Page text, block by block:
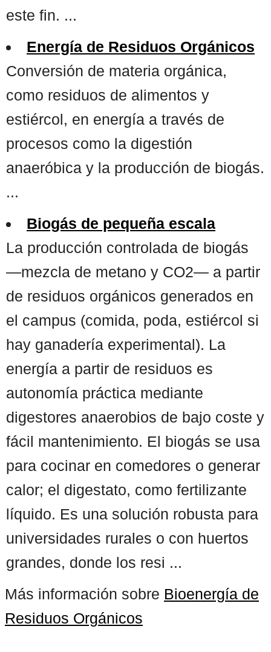
este fin. ...
Energía de Residuos Orgánicos
Conversión de materia orgánica,
como residuos de alimentos y
estiércol, en energía a través de
procesos como la digestión
anaeróbica y la producción de biogás.
...
Biogás de pequeña escala
La producción controlada de biogás
—mezcla de metano y CO2— a partir
de residuos orgánicos generados en
el campus (comida, poda, estiércol si
hay ganadería experimental). La
energía a partir de residuos es
autonomía práctica mediante
digestores anaerobios de bajo coste y
fácil mantenimiento. El biogás se usa
para cocinar en comedores o generar
calor; el digestato, como fertilizante
líquido. Es una solución robusta para
universidades rurales o con huertos
grandes, donde los resi ...
Más información sobre Bioenergía de
Residuos Orgánicos